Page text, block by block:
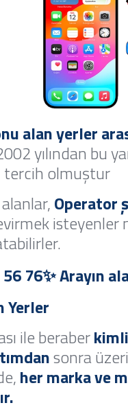
alan yerler
yılından bu
tercih olmuştur
Operator
isteyenler
76✨ Arayın
Yerler
ile beraber
sonra
her marka ve